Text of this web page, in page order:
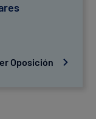
Oposición